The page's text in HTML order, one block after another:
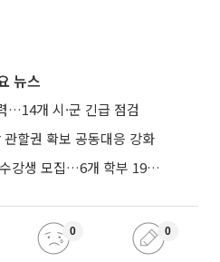
뉴스
…14개 시·군 긴급 점검
할권 확보 공동대응 강화
전북대 평생교육원, 2학기 수강생 모집…6개 학부 193개 강좌
0 0